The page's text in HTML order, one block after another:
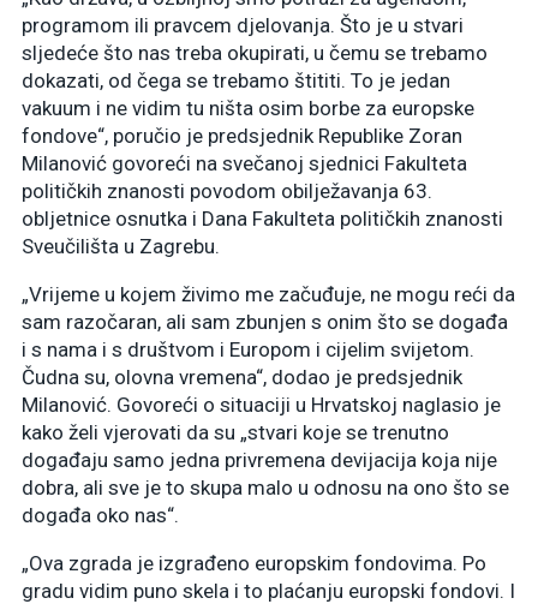
programom ili pravcem djelovanja. Što je u stvari
sljedeće što nas treba okupirati, u čemu se trebamo
dokazati, od čega se trebamo štititi. To je jedan
vakuum i ne vidim tu ništa osim borbe za europske
fondove“, poručio je predsjednik Republike Zoran
Milanović govoreći na svečanoj sjednici Fakulteta
političkih znanosti povodom obilježavanja 63.
obljetnice osnutka i Dana Fakulteta političkih znanosti
Sveučilišta u Zagrebu.
„Vrijeme u kojem živimo me začuđuje, ne mogu reći da
sam razočaran, ali sam zbunjen s onim što se događa
i s nama i s društvom i Europom i cijelim svijetom.
Čudna su, olovna vremena“, dodao je predsjednik
Milanović. Govoreći o situaciji u Hrvatskoj naglasio je
kako želi vjerovati da su „stvari koje se trenutno
događaju samo jedna privremena devijacija koja nije
dobra, ali sve je to skupa malo u odnosu na ono što se
događa oko nas“.
„Ova zgrada je izgrađeno europskim fondovima. Po
gradu vidim puno skela i to plaćanju europski fondovi. I